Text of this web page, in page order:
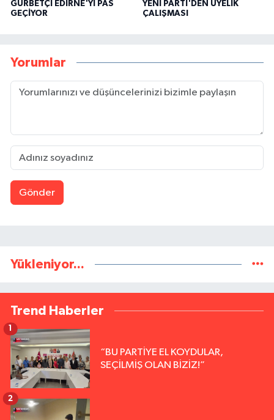
GURBETÇİ EDİRNE'Yİ PAS
GEÇİYOR
YENİ PARTİ'DEN ÜYELİK
ÇALIŞMASI
Yorumlar
Gönder
Yükleniyor...
Trend Haberler
“BU PARTİYE EL KOYDULAR,
SEÇİLMİŞ OLAN BİZİZ!”
1
2